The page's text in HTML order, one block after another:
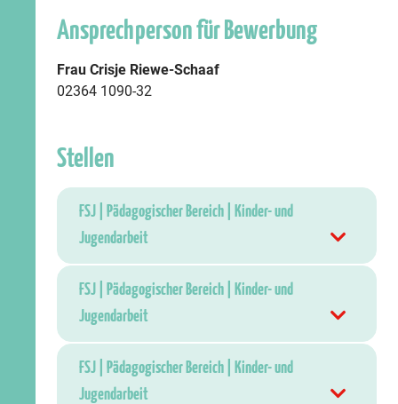
Ansprechperson für Bewerbung
Frau Crisje Riewe-Schaaf
02364 1090-32
Stellen
FSJ | Pädagogischer Bereich | Kinder- und
Jugendarbeit
FSJ | Pädagogischer Bereich | Kinder- und
Jugendarbeit
FSJ | Pädagogischer Bereich | Kinder- und
Jugendarbeit